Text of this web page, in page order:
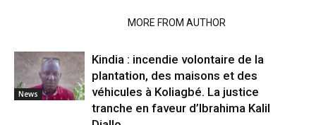
MORE FROM AUTHOR
News
Kindia : incendie volontaire de la
plantation, des maisons et des
véhicules à Koliagbé. La justice
tranche en faveur d’Ibrahima Kalil